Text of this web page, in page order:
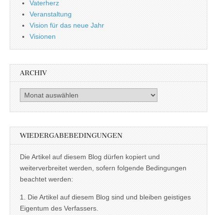
Vaterherz
Veranstaltung
Vision für das neue Jahr
Visionen
ARCHIV
Archiv
WIEDERGABEBEDINGUNGEN
Die Artikel auf diesem Blog dürfen kopiert und
weiterverbreitet werden, sofern folgende Bedingungen
beachtet werden:
1. Die Artikel auf diesem Blog sind und bleiben geistiges
Eigentum des Verfassers.